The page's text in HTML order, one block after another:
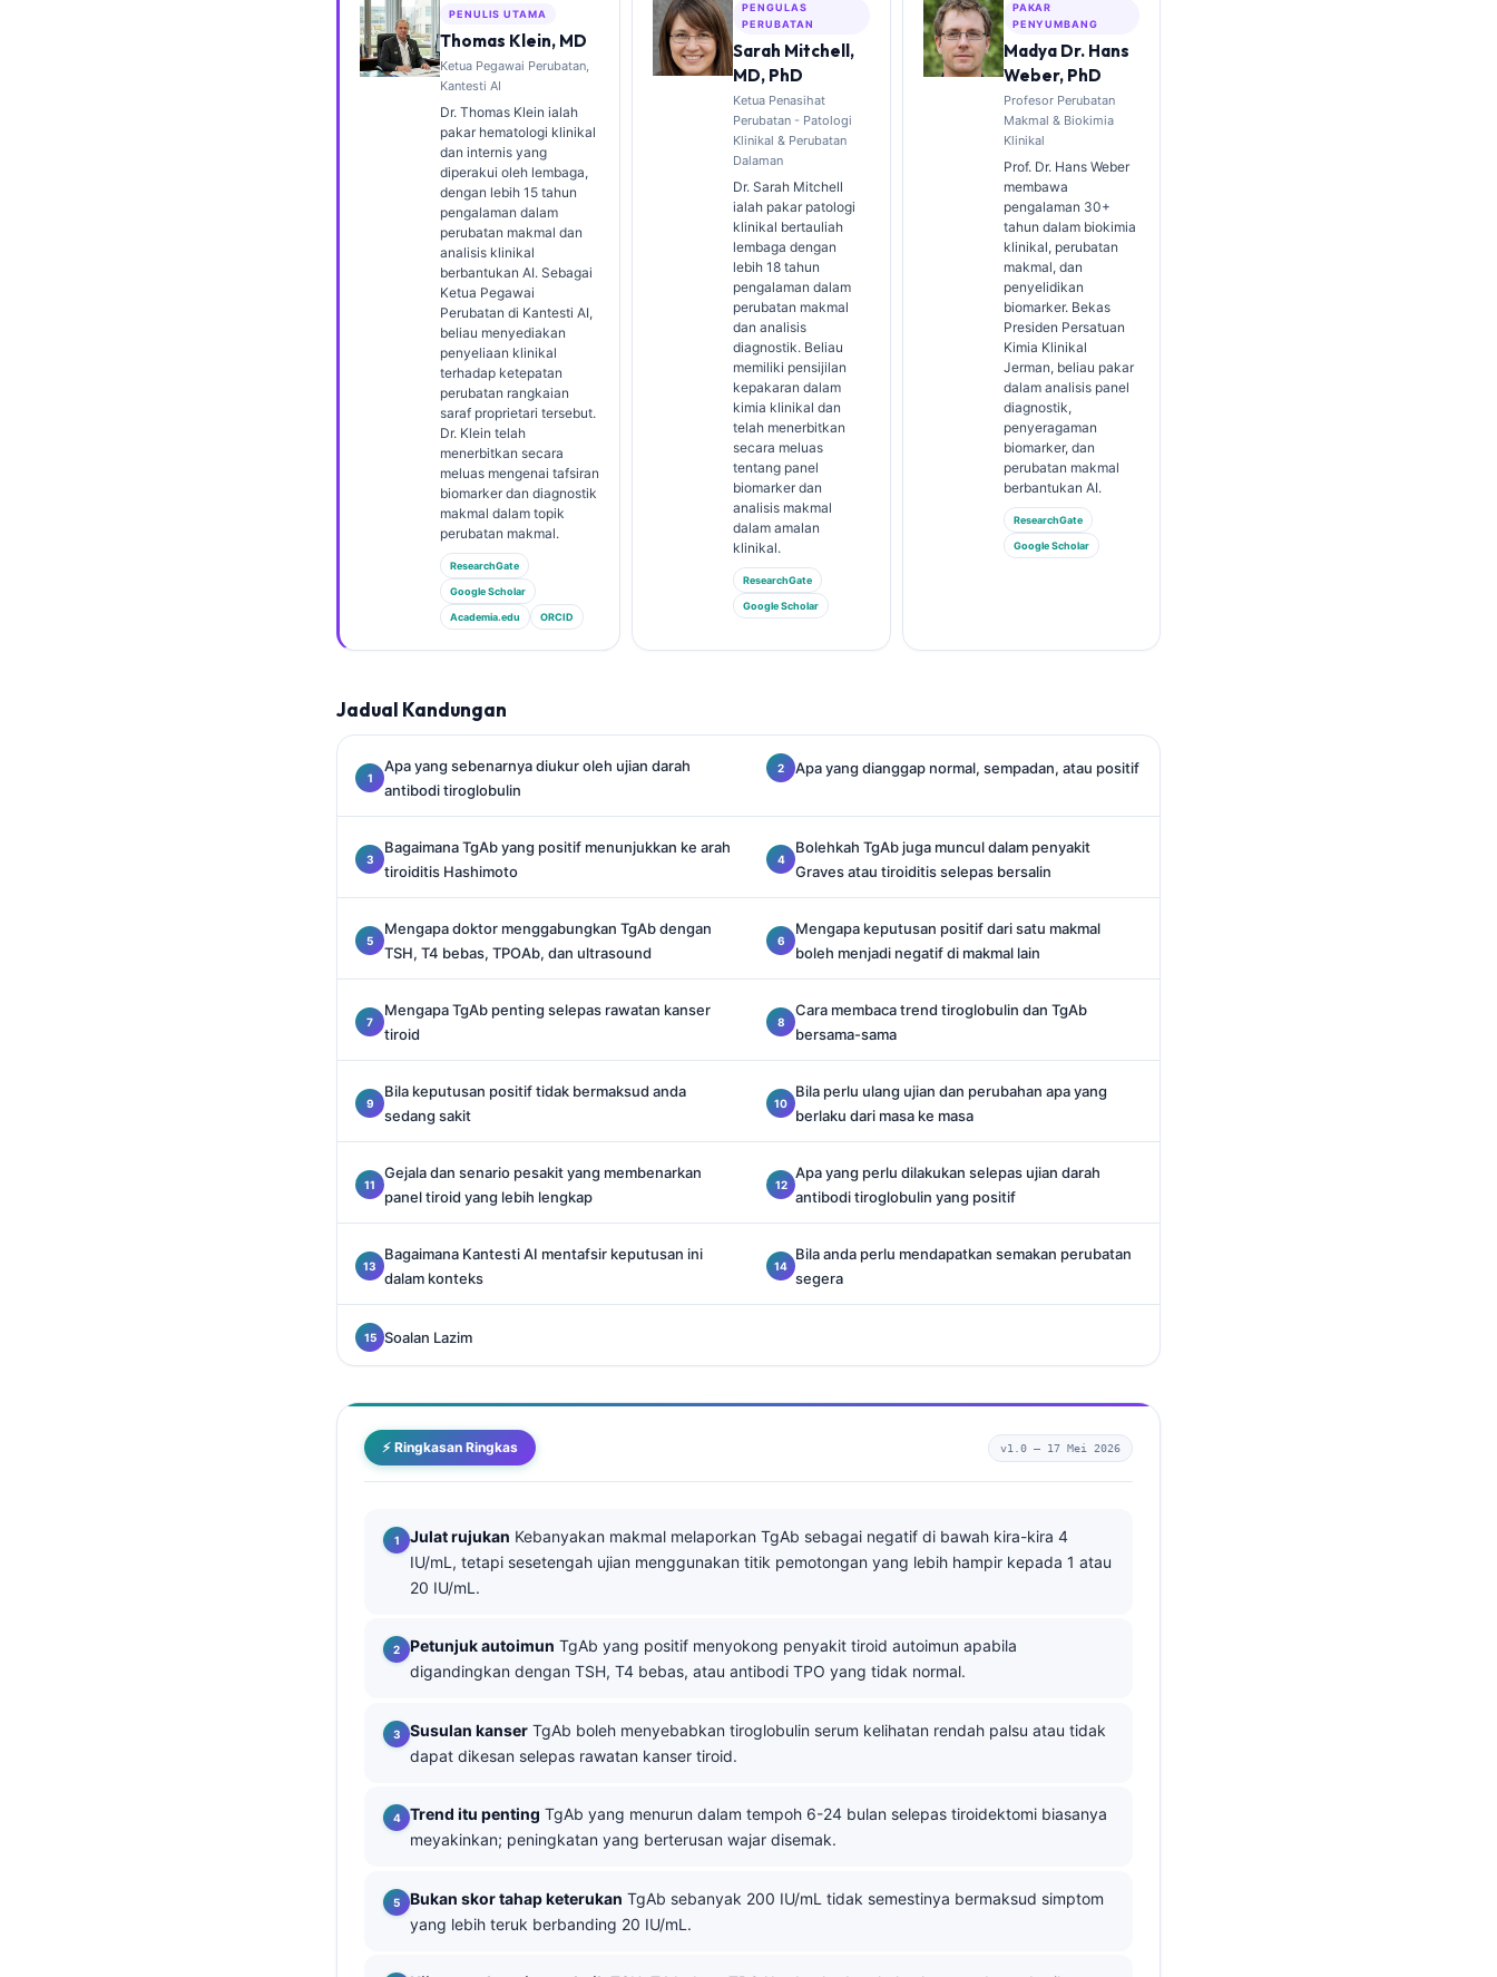
PENULIS UTAMA
Thomas Klein, MD
Ketua Pegawai Perubatan,
Kantesti AI
Dr. Thomas Klein ialah
pakar hematologi klinikal
dan internis yang
diperakui oleh lembaga,
dengan lebih 15 tahun
pengalaman dalam
perubatan makmal dan
analisis klinikal
berbantukan AI. Sebagai
Ketua Pegawai
Perubatan di Kantesti AI,
beliau menyediakan
penyeliaan klinikal
terhadap ketepatan
perubatan rangkaian
saraf proprietari tersebut.
Dr. Klein telah
menerbitkan secara
meluas mengenai tafsiran
biomarker dan diagnostik
makmal dalam topik
perubatan makmal.
ResearchGate
Google Scholar
Academia.edu ORCID
PENGULAS
PERUBATAN
Sarah Mitchell,
MD, PhD
Ketua Penasihat
Perubatan - Patologi
Klinikal & Perubatan
Dalaman
Dr. Sarah Mitchell
ialah pakar patologi
klinikal bertauliah
lembaga dengan
lebih 18 tahun
pengalaman dalam
perubatan makmal
dan analisis
diagnostik. Beliau
memiliki pensijilan
kepakaran dalam
kimia klinikal dan
telah menerbitkan
secara meluas
tentang panel
biomarker dan
analisis makmal
dalam amalan
klinikal.
ResearchGate
Google Scholar
PAKAR
PENYUMBANG
Madya Dr. Hans
Weber, PhD
Profesor Perubatan
Makmal & Biokimia
Klinikal
Prof. Dr. Hans Weber
membawa
pengalaman 30+
tahun dalam biokimia
klinikal, perubatan
makmal, dan
penyelidikan
biomarker. Bekas
Presiden Persatuan
Kimia Klinikal
Jerman, beliau pakar
dalam analisis panel
diagnostik,
penyeragaman
biomarker, dan
perubatan makmal
berbantukan AI.
ResearchGate
Google Scholar
Jadual Kandungan
Apa yang sebenarnya diukur oleh ujian darah
antibodi tiroglobulin
Apa yang dianggap normal, sempadan, atau positif
Bagaimana TgAb yang positif menunjukkan ke arah
tiroiditis Hashimoto
Bolehkah TgAb juga muncul dalam penyakit
Graves atau tiroiditis selepas bersalin
Mengapa doktor menggabungkan TgAb dengan
TSH, T4 bebas, TPOAb, dan ultrasound
Mengapa keputusan positif dari satu makmal
boleh menjadi negatif di makmal lain
Mengapa TgAb penting selepas rawatan kanser
tiroid
Cara membaca trend tiroglobulin dan TgAb
bersama-sama
Bila keputusan positif tidak bermaksud anda
sedang sakit
Bila perlu ulang ujian dan perubahan apa yang
berlaku dari masa ke masa
Gejala dan senario pesakit yang membenarkan
panel tiroid yang lebih lengkap
Apa yang perlu dilakukan selepas ujian darah
antibodi tiroglobulin yang positif
Bagaimana Kantesti AI mentafsir keputusan ini
dalam konteks
Bila anda perlu mendapatkan semakan perubatan
segera
Soalan Lazim
⚡ Ringkasan Ringkas v1.0 — 17 Mei 2026
Julat rujukan Kebanyakan makmal melaporkan TgAb sebagai negatif di bawah kira-kira 4
IU/mL, tetapi sesetengah ujian menggunakan titik pemotongan yang lebih hampir kepada 1 atau
20 IU/mL.
Petunjuk autoimun TgAb yang positif menyokong penyakit tiroid autoimun apabila
digandingkan dengan TSH, T4 bebas, atau antibodi TPO yang tidak normal.
Susulan kanser TgAb boleh menyebabkan tiroglobulin serum kelihatan rendah palsu atau tidak
dapat dikesan selepas rawatan kanser tiroid.
Trend itu penting TgAb yang menurun dalam tempoh 6-24 bulan selepas tiroidektomi biasanya
meyakinkan; peningkatan yang berterusan wajar disemak.
Bukan skor tahap keterukan TgAb sebanyak 200 IU/mL tidak semestinya bermaksud simptom
yang lebih teruk berbanding 20 IU/mL.